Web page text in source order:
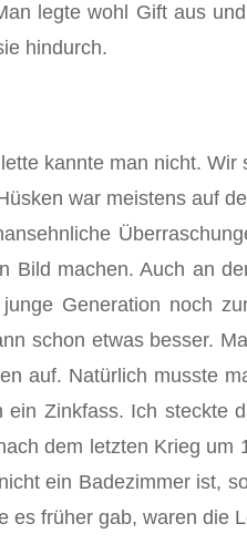
legte wohl Gift aus
hindurch.
kannte man nicht.
war meistens auf
Bild machen. Auch an
Generation noch
schon etwas besser.
auf. Natürlich musste
Zinkfass. Ich
dem letzten Krieg
ein Badezimmer ist,
früher gab, waren